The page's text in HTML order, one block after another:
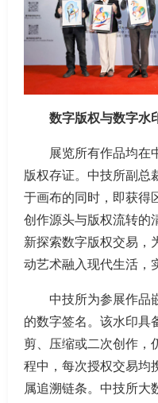
数字版权与数字水
展览所有作品均在
版权存证。中技所副总
于画布的同时，即获得
创作源头与版权流转的
新探索数字版权交易，
动艺术融入现代生活，
中技所为参展作品
的数字签名。该水印具
剪、压缩或二次创作，
程中，每次授权交易均
属追溯链条。中技所大